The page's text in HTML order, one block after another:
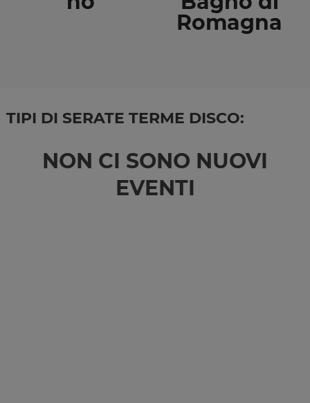
Romagna
TIPI DI SERATE TERME DISCO:
NON CI SONO NUOVI
EVENTI